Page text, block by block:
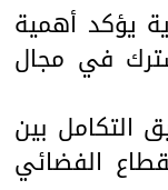
يؤكد أهمية
في مجال
التكامل بين
الفضائي